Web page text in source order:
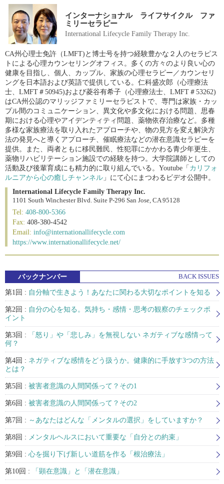
インターナショナル ライフサイクル ファ
ミリーセラピー
International Lifecycle Family Therapy Inc.
CA州心理士免許（LMFT)と博士号を持つ経験豊かな２人のセラピス
トによる心理カウンセリングオフィス。多くの方々のより良い心の
健康を目指し、個人、カップル、家族の心理セラピー／カウンセリ
ングを日本語および英語で提供している。仁科盛次郎（心理療法
士、LMFT＃50945)および菱谷有希子（心理療法士、LMFT＃53262)
はCA州公認のマリッジファミリーセラピストで、専門は家族・カッ
プル間のコミュニケーション、異文化や多文化における問題、思春
期における心理やアイデンティティ問題、薬物依存治療など。多種
多様な家族療法を取り入れたアプローチや、物の見方を変え解決方
法の発見へと導くアプローチ、催眠療法などの潜在意識セラピーを
提供。また、両者ともに移民難民、性犯罪にかかわる青少年更生、
薬物リハビリテーション施設での経験を持つ。大学院講師としての
活動及び後輩育成にも精力的に取り組んでいる。Youtube「 カリフォ
ルニアから心の癒しチャンネル 」にて心にまつわるビデオ公開中。
International Lifecycle Family Therapy Inc.
1101 South Winchester Blvd. Suite P-296 San Jose, CA 95128
Tel: 408-800-5366
Fax: 408-380-4542
Email: info@internationallifecycle.com
https://www.internationallifecycle.net/
バックナンバー BACK ISSUES
第1回 : 自分軸で生きよう！あなたに関わる大切なポイントを知る
第2回 : 自分の心を知る。気持ち・感情・思考の観察のチェックポ
イント
第3回 :
「怒り」や「悲しみ」を無視しない ネガティブな感情って
何？
第4回 : ネガティブな感情をどう扱うか。健康的に手放す3つの方法
とは？
第5回 : 被害者意識の人間関係って？その1
第6回 : 被害者意識の人間関係って？その2
第7回 : ～あなたはどんな「メンタルの選択」をしていますか？
第8回 : メンタルヘルスにおいて重要な「自分との約束」
第9回 : 心を掘り下げ新しい道筋を作る「根治療法」
第10回 : 「顕在意識」と「潜在意識」